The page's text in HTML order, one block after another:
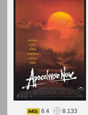
8.4
8.133